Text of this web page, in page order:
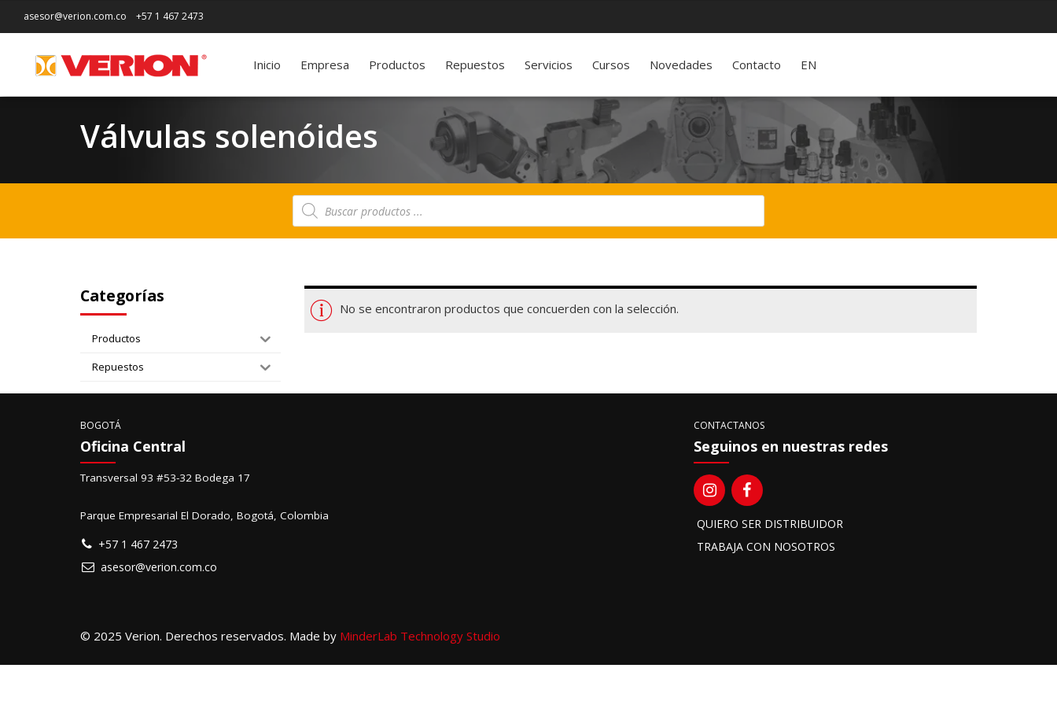
asesor@verion.com.co +57 1 467 2473
Inicio Empresa Productos Repuestos Servicios Cursos Novedades Contacto EN
Válvulas solenóides
Búsqueda
de
productos
No se encontraron productos que concuerden con la selección.
Categorías
Productos
Repuestos
BOGOTÁ
Oficina Central
Transversal 93 #53-32 Bodega 17
Parque Empresarial El Dorado, Bogotá, Colombia
+57 1 467 2473
asesor@verion.com.co
CONTACTANOS
Seguinos en nuestras redes
QUIERO SER DISTRIBUIDOR
TRABAJA CON NOSOTROS
© 2025 Verion. Derechos reservados. Made by MinderLab Technology Studio